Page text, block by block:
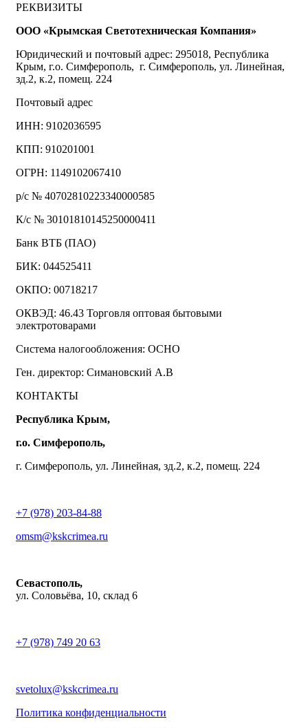
РЕКВИЗИТЫ
ООО «Крымская Светотехническая Компания»
Юридический и почтовый адрес: 295018, Республика
Крым, г.о. Симферополь, г. Симферополь, ул. Линейная,
зд.2, к.2, помещ. 224
Почтовый адрес
ИНН: 9102036595
КПП: 910201001
ОГРН: 1149102067410
р/с № 40702810223340000585
К/с № 30101810145250000411
Банк ВТБ (ПАО)
БИК: 044525411
ОКПО: 00718217
ОКВЭД: 46.43 Торговля оптовая бытовыми
электротоварами
Система налогообложения: ОСНО
Ген. директор: Симановский А.В
КОНТАКТЫ
Республика Крым,
г.о. Симферополь,
г. Симферополь, ул. Линейная, зд.2, к.2, помещ. 224
+7 (978) 203-84-88
omsm@kskcrimea.ru
Севастополь,
ул. Соловьёва, 10, склад 6
+7 (978) 749 20 63
svetolux@kskcrimea.ru
Политика конфиденциальности